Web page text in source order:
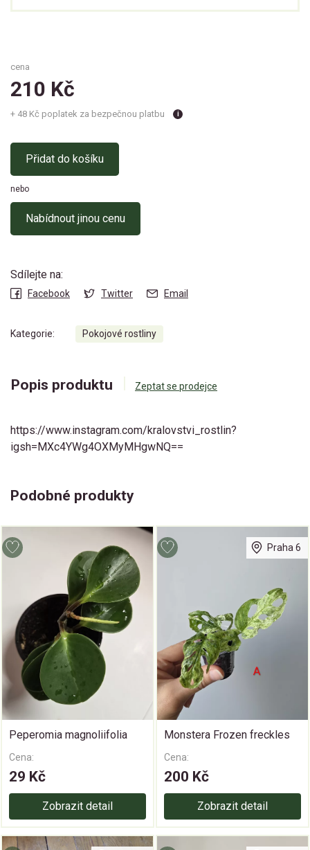
cena
210 Kč
+ 48 Kč poplatek za bezpečnou platbu i
Přidat do košíku
nebo
Nabídnout jinou cenu
Sdílejte na:
Facebook Twitter Email
Kategorie: Pokojové rostliny
Popis produktu Zeptat se prodejce
https://www.instagram.com/kralovstvi_rostlin?
igsh=MXc4YWg4OXMyMHgwNQ==
Podobné produkty
Peperomia magnoliifolia
Cena:
29 Kč
Zobrazit detail
Praha 6
Monstera Frozen freckles
Cena:
200 Kč
Zobrazit detail